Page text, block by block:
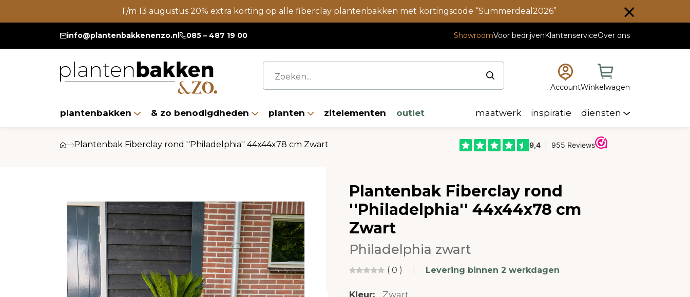
T/m 13 augustus 20% extra korting op alle fiberclay plantenbakken met kortingscode “Summerdeal2026”
info@plantenbakkenenzo.nl 085 – 487 19 00 ShowroomVoor bedrijvenKlantenserviceOver ons
AccountWinkelwagen
plantenbakken & zo benodigdheden planten zitelementen outlet maatwerk inspiratie diensten
Plantenbak Fiberclay rond ''Philadelphia'' 44x44x78 cm Zwart
Plantenbak Fiberclay rond
''Philadelphia'' 44x44x78 cm
Zwart
Philadelphia zwart
( 0 ) Levering binnen 2 werkdagen
Kleur: Zwart